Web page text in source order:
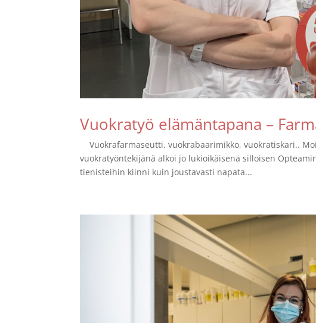
Vuokratyö elämäntapana –
Vuokrafarmaseutti, vuokrabaarimikko, vuokratiskari..
vuokratyöntekijänä alkoi jo lukioikäisenä silloisen
tienisteihin kiinni kuin joustavasti napata...